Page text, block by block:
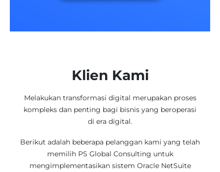
Klien Kami
Melakukan transformasi digital merupakan proses
kompleks dan penting bagi bisnis yang beroperasi
di era digital.
Berikut adalah beberapa pelanggan kami yang telah
memilih PS Global Consulting untuk
mengimplementasikan sistem Oracle NetSuite